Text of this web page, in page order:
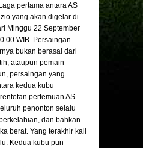
pertama antara AS
yang akan digelar di
Minggu 22 September
WIB. Persaingan
bukan berasal dari
ataupun pemain
persaingan yang
kedua kubu
pertemuan AS
penonton selalu
dan bahkan
berat. Yang terakhir kali
Kedua kubu pun